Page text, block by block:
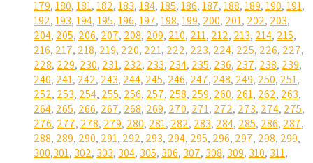
179,180,181,182,183,184,185,186,187,188,189,190,191,
192,193,194,195,196,197,198,199, 200, 201, 202, 203,
204, 205, 206, 207, 208, 209, 210, 211, 212, 213, 214, 215,
216, 217, 218, 219, 220, 221, 222, 223, 224, 225, 226, 227,
228, 229, 230, 231, 232, 233, 234, 235, 236, 237, 238, 239,
240, 241, 242, 243, 244, 245, 246, 247, 248, 249, 250, 251,
252, 253, 254, 255, 256, 257, 258, 259, 260, 261, 262, 263,
264, 265, 266, 267, 268, 269, 270, 271, 272, 273, 274, 275,
276, 277, 278, 279, 280, 281, 282, 283, 284, 285, 286, 287,
288, 289, 290, 291, 292, 293, 294, 295, 296, 297, 298, 299,
300,301, 302, 303, 304, 305, 306, 307, 308, 309, 310, 311,